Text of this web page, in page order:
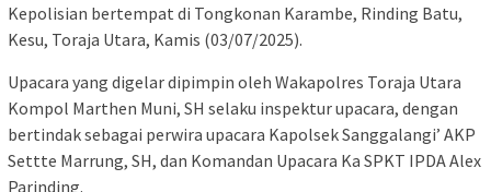
Kepolisian bertempat di Tongkonan Karambe, Rinding Batu,
Kesu, Toraja Utara, Kamis (03/07/2025).
Upacara yang digelar dipimpin oleh Wakapolres Toraja Utara
Kompol Marthen Muni, SH selaku inspektur upacara, dengan
bertindak sebagai perwira upacara Kapolsek Sanggalangi’ AKP
Settte Marrung, SH, dan Komandan Upacara Ka SPKT IPDA Alex
Parinding.